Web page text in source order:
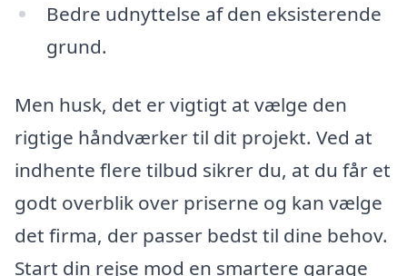
Bedre udnyttelse af den eksisterende
grund.
Men husk, det er vigtigt at vælge den
rigtige håndværker til dit projekt. Ved at
indhente flere tilbud sikrer du, at du får et
godt overblik over priserne og kan vælge
det firma, der passer bedst til dine behov.
Start din rejse mod en smartere garage